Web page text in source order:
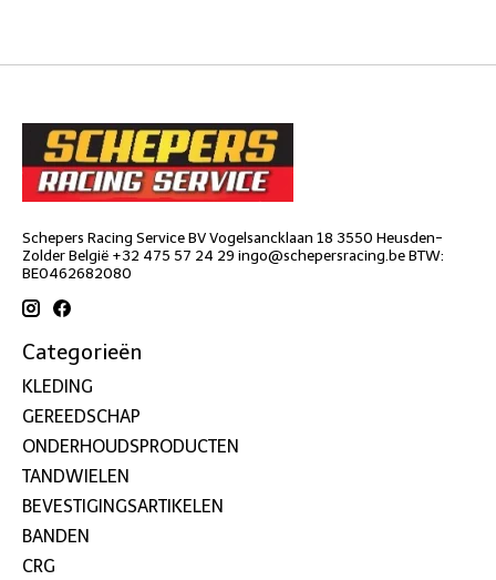
Schepers Racing Service BV Vogelsancklaan 18 3550 Heusden-
Zolder België +32 475 57 24 29 ingo@schepersracing.beBTW:
BE0462682080
Categorieën
KLEDING
GEREEDSCHAP
ONDERHOUDSPRODUCTEN
TANDWIELEN
BEVESTIGINGSARTIKELEN
BANDEN
CRG